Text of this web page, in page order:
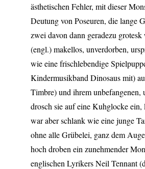
ästhetischen Fehler, mit dieser
Deutung von Poseuren, die lange
zwei davon dann geradezu
(engl.) makellos, unverdorben,
wie eine frischlebendige
Kindermusikband Dinosaus mit)
Timbre) und ihrem
drosch sie auf eine Kuhglocke
war aber schlank wie eine junge
ohne alle Grübelei, ganz dem
hoch droben ein zunehmender
englischen Lyrikers Neil Tennant